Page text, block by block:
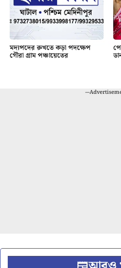
মদ্যপদের রুখতে কড়া পদক্ষেপ
গৌরা গ্রাম পঞ্চায়েতের
---